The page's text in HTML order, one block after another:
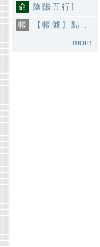
命
陰陽五行I
帳
【帳號】點..
more...